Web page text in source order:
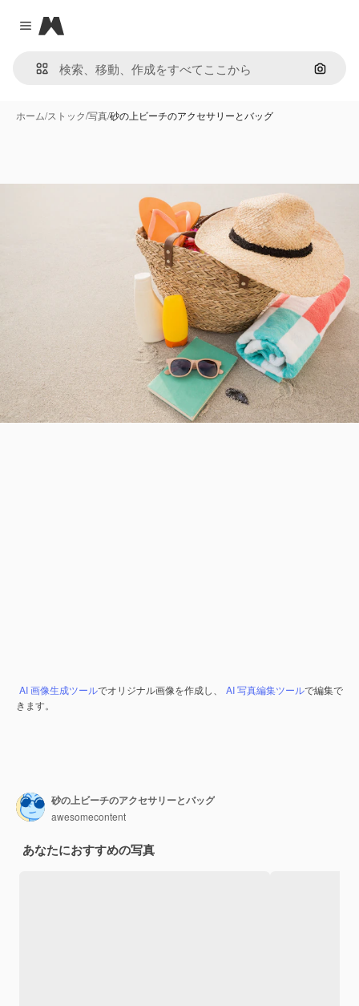
Close menu
Magnific
画像で
ホーム/ストック/写真/砂の上ビーチのアクセサリーとバッグ
AI 画像生成ツールでオリジナル画像を作成し、 AI 写真編集ツールで編集で
きます。
砂の上ビーチのアクセサリーとバッグ
awesomecontent
あなたにおすすめの写真